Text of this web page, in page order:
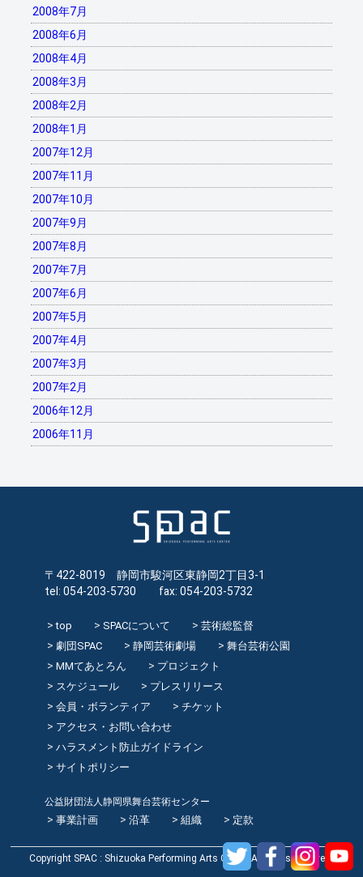
2008年7月
2008年6月
2008年4月
2008年3月
2008年2月
2008年1月
2007年12月
2007年11月
2007年10月
2007年9月
2007年8月
2007年7月
2007年6月
2007年5月
2007年4月
2007年3月
2007年2月
2006年12月
2006年11月
〒422-8019 静岡市駿河区東静岡2丁目3-1
tel: 054-203-5730 fax: 054-203-5732
top SPACについて
芸術総監督
劇団SPAC
静岡芸術劇場
舞台芸術公園
MMてあとろん
プロジェクト
スケジュール
プレスリリース
会員・ボランティア
チケット
アクセス・お問い合わせ
ハラスメント防止ガイドライン
サイトポリシー
公益財団法人静岡県舞台芸術センター
事業計画 沿革 組織 定款
Copyright SPAC : Shizuoka Performing Arts Center All rights reserved.